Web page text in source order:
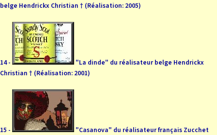
belge Hendrickx Christian † (Réalisation: 2005)
14 -
"La dinde" du réalisateur belge Hendrickx
Christian † (Réalisation: 2001)
15 -
"Casanova" du réalisateur français Zucchet